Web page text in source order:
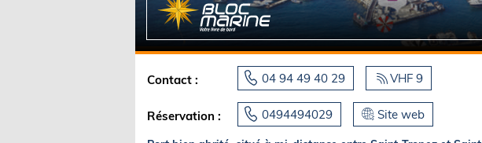
Contact : 04 94 49 40 29 VHF 9
Réservation : 0494494029 Site web